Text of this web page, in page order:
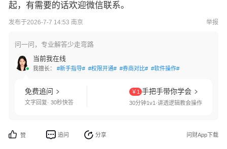
起，有需要的话欢迎微信联系。
发布于2026-7-7 14:53 南京 举报
问一问，专业解答少走弯路
当前我在线
我擅长： #新手指导# #权限开通# #券商对比# #软件操作#
免费追问
文字回复· 30秒快答
￥1 手把手带你学会
30分钟1v1·讲透逻辑教会操作
赞 追问 分享 问财App下载